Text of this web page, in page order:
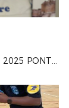
FINALES FUTSAL D29 U13 2025 PONT L'ABBE